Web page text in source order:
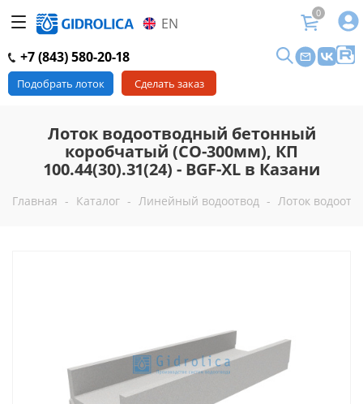
EN
0
+7 (843) 580-20-18
Подобрать лоток Сделать заказ
Лоток водоотводный бетонный
коробчатый (СО-300мм), КП
100.44(30).31(24) - BGF-XL в Казани
Главная - Каталог - Линейный водоотвод - Лоток